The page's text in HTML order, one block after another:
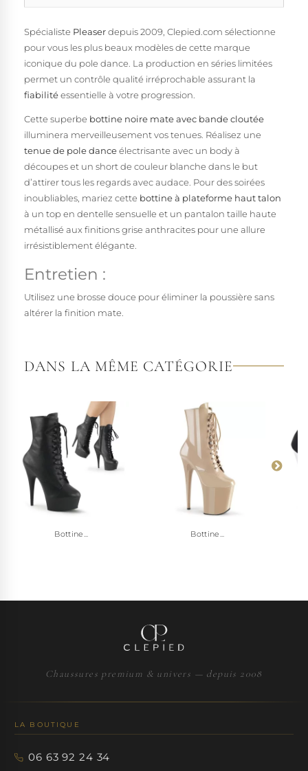
Spécialiste Pleaserdepuis 2009, Clepied.com sélectionne
pour vous les plus beaux modèles de cette marque
iconique du pole dance. La production en séries limitées
permet un contrôle qualité irréprochable assurant la
fiabilitéessentielle à votre progression.
Cette superbe bottine noire mate avec bande cloutée
illuminera merveilleusement vos tenues. Réalisez une
tenue de pole danceélectrisante avec un body à
découpes et un short de couleur blanche dans le but
d’attirer tous les regards avec audace. Pour des soirées
inoubliables, mariez cette bottine à plateforme haut talon
à un top en dentelle sensuelle et un pantalon taille haute
métallisé aux finitions grise anthracites pour une allure
irrésistiblement élégante.
Entretien :
Utilisez une brosse douce pour éliminer la poussière sans
altérer la finition mate.
DANS LA MÊME CATÉGORIE
Bottine... Bottine...
Chaussures premium & univers — depuis 2008
LA BOUTIQUE
06 63 92 24 34